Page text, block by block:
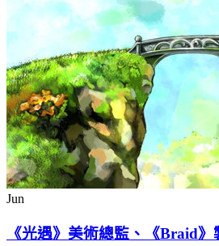
Jun
《光遇》美術總監、《Braid